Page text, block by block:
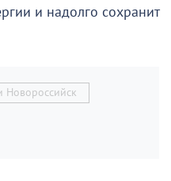
и надолго сохранит
Новороссийск